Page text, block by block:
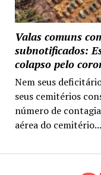
Valas comuns
subnotificados:
colapso pelo
Nem seus
seus cemitérios
número de
aérea do cemitério...